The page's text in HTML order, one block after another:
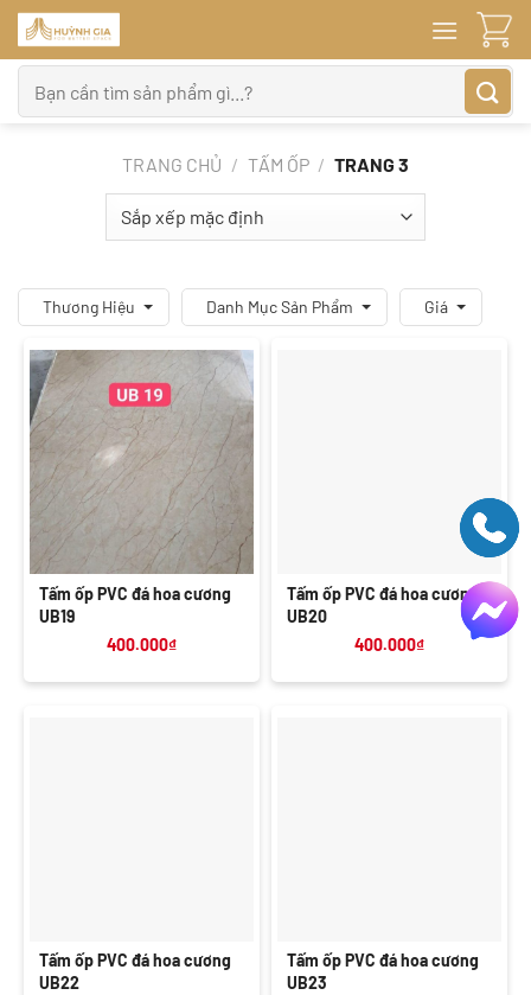
Bỏ
qua
nội
dung
kiếm:
TRANG CHỦ / TẤM ỐP / TRANG 3
Thương Hiệu Danh Mục Sản Phẩm Giá
Tấm ốp PVC đá hoa cương
UB19
400.000₫
Tấm ốp PVC đá hoa cương
UB20
400.000₫
Tấm ốp PVC đá hoa cương
UB22
Tấm ốp PVC đá hoa cương
UB23